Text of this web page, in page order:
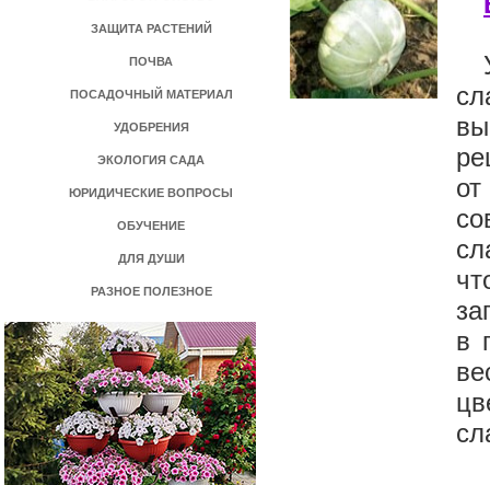
ЗАЩИТА РАСТЕНИЙ
ПОЧВА
ПОСАДОЧНЫЙ МАТЕРИАЛ
УДОБРЕНИЯ
ЭКОЛОГИЯ САДА
ЮРИДИЧЕСКИЕ ВОПРОСЫ
ОБУЧЕНИЕ
ДЛЯ ДУШИ
РАЗНОЕ ПОЛЕЗНОЕ
в